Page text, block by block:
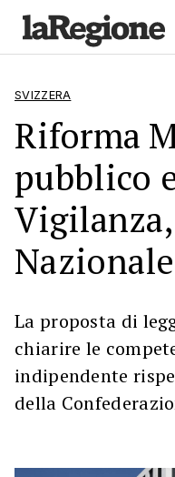
SVIZZERA
Riforma
pubblico
Nazionale
La proposta di
chiarire le
indipendente
della